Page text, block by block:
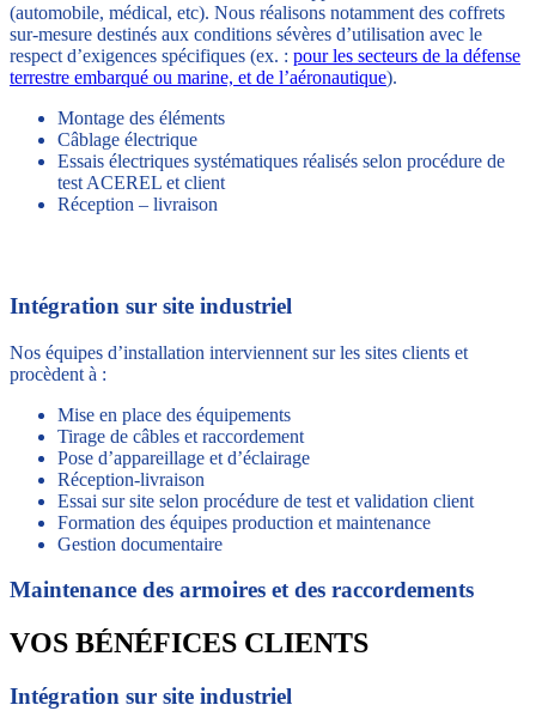
(automobile, médical, etc). Nous réalisons notamment des coffrets
sur-mesure destinés aux conditions sévères d’utilisation avec le
respect d’exigences spécifiques (ex. : pour les secteurs de la défense
terrestre embarqué ou marine, et de l’aéronautique).
Montage des éléments
Câblage électrique
Essais électriques systématiques réalisés selon procédure de
test ACEREL et client
Réception – livraison
Intégration sur site industriel
Nos équipes d’installation interviennent sur les sites clients et
procèdent à :
Mise en place des équipements
Tirage de câbles et raccordement
Pose d’appareillage et d’éclairage
Réception-livraison
Essai sur site selon procédure de test et validation client
Formation des équipes production et maintenance
Gestion documentaire
Maintenance des armoires et des raccordements
VOS BÉNÉFICES CLIENTS
Intégration sur site industriel